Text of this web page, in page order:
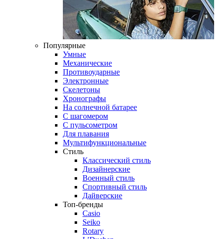
Популярные
Умные
Механические
Противоударные
Электронные
Скелетоны
Хронографы
На солнечной батарее
С шагомером
С пульсометром
Для плавания
Мультифункциональные
Стиль
Классический стиль
Дизайнерские
Военный стиль
Спортивный стиль
Дайверские
Топ-бренды
Casio
Seiko
Rotary